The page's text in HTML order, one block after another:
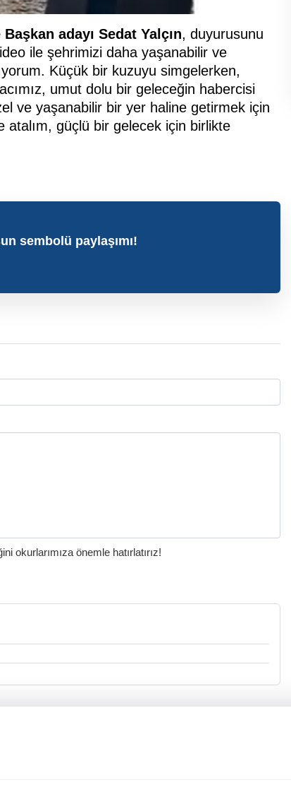
adayı Sedat Yalçın, duyurusunu
ile şehrimizi daha yaşanabilir ve
Küçük bir kuzuyu simgelerken,
umut dolu bir geleceğin habercisi
ve yaşanabilir bir yer haline getirmek için
atalım, güçlü bir gelecek için birlikte
sembolü paylaşımı!
okurlarımıza önemle hatırlatırız!